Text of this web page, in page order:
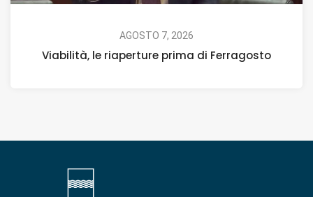
AGOSTO 7, 2026
Viabilità, le riaperture prima di Ferragosto